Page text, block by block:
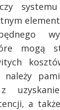
systemu
mogą
a